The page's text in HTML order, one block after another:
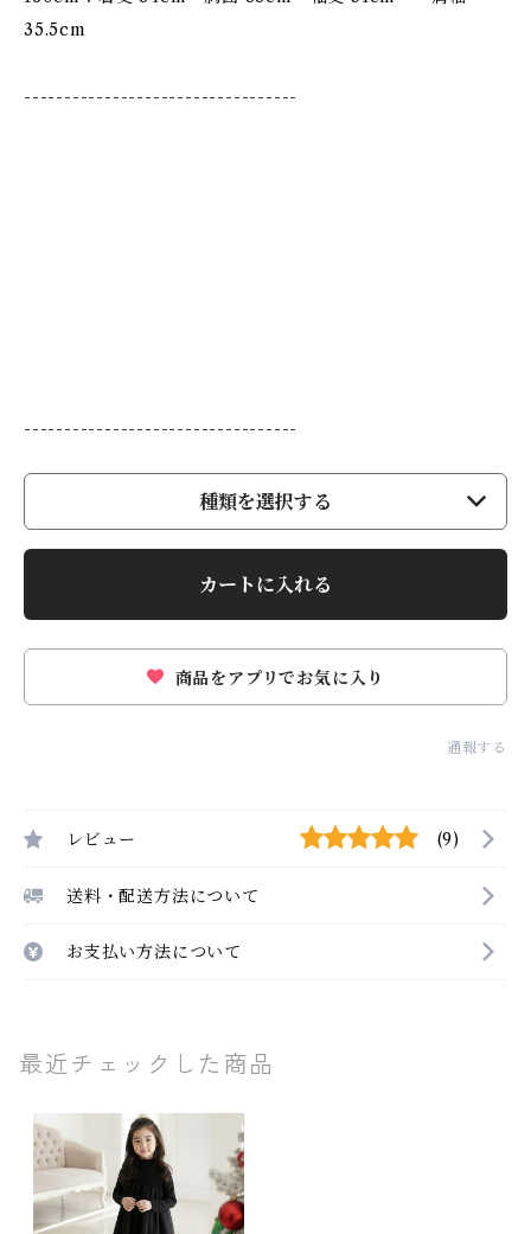
35.5cm
----------------------------------
----------------------------------
種類を選択する
カートに入れる
商品をアプリでお気に入り
通報する
レビュー (9)
送料・配送方法について
お支払い方法について
最近チェックした商品